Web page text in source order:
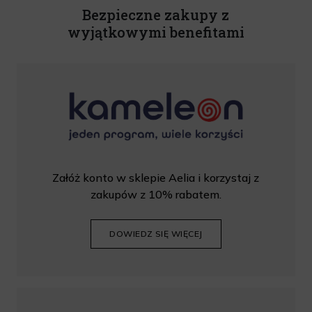
Bezpieczne zakupy z
wyjątkowymi benefitami
Załóż konto w sklepie Aelia i korzystaj z
zakupów z 10% rabatem.
DOWIEDZ SIĘ WIĘCEJ